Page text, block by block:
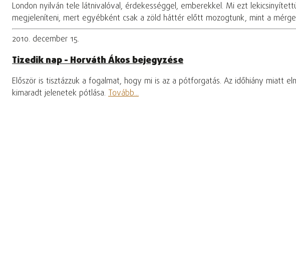
London nyilván tele látnivalóval, érdekességgel, emberekkel. Mi ezt
megjeleníteni, mert egyébként csak a zöld háttér előtt mozogtunk, mint a
2010. december 15.
Tizedik nap - Horváth Ákos bejegyzése
Először is tisztázzuk a fogalmat, hogy mi is az a pótforgatás. Az időhiány miatt
kimaradt jelenetek pótlása. Tovább...